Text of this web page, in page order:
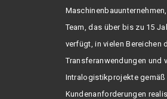
Team, das über bis zu 15
verfügt, in vielen Bereichen
Transferanwendungen und
Intralogistikprojekte gemäß
Kundenanforderungen